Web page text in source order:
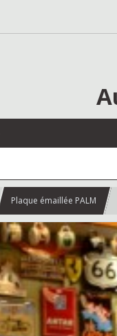
Plaque émaillée PALM